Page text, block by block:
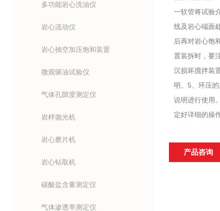
多功能岩心洗油仪
岩心流动仪
岩心抽空加压饱和装置
微观驱油试验仪
气体孔隙度测定仪
岩样抛光机
岩心磨片机
岩心钻取机
碳酸盐含量测定仪
气体渗透率测定仪
一软管将试验
线及岩心端面
后再对岩心饱
置装拆时，要
沉损坏搅拌装
明。5、环压
说明进行使用
定好详细的操
产品咨询